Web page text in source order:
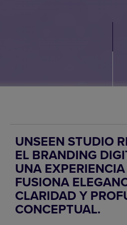
UNSEEN STUDIO
EL BRANDING
UNA
FUSIONA
CLARIDAD Y
CONCEPTUAL.